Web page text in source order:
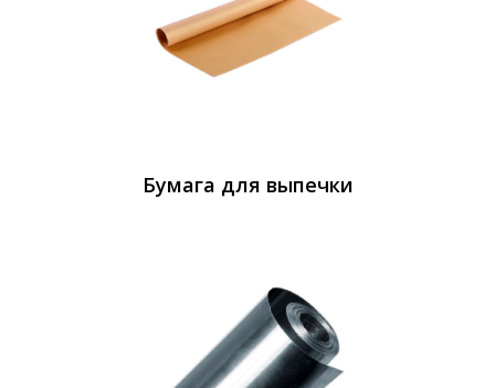
Бумага для выпечки